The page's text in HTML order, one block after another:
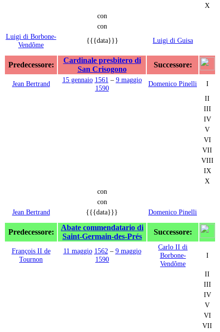
X
con
con
Luigi di Borbone-
Vendôme
{{{data}}} Luigi di Guisa
Predecessore:
Cardinale presbitero di
San Crisogono
Successore:
Jean Bertrand 15 gennaio 1561 – 9 maggio
1590
Domenico Pinelli
I
II
III
IV
V
VI
VII
VIII
IX
X
con
con
Jean Bertrand
{{{data}}} Domenico Pinelli
Predecessore:
Abate commendatario di
Saint-Germain-des-Prés
Successore:
François II de
Tournon
11 maggio 1562– 9 maggio
1590
Carlo II di
Borbone-
Vendôme
I
II
III
IV
V
VI
VII